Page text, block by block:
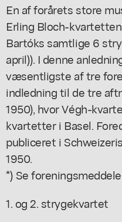
En af forårets store
Erling Bloch-
Bartóks samtlige 6
april)). I denne
væsentligste af tre
indledning til de tre
1950), hvor Végh-
kvartetter i Basel.
publiceret i
1950.
*) Se
1. og 2. strygekvartet